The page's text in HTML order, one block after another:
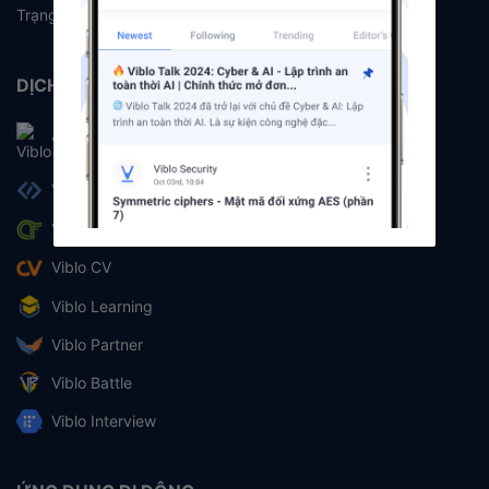
Trạng thái hệ thống
DỊCH VỤ
Viblo
Viblo Code
Viblo CTF
Viblo CV
Viblo Learning
Viblo Partner
Viblo Battle
Viblo Interview